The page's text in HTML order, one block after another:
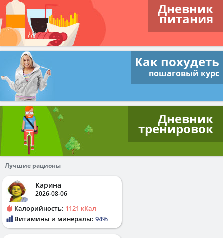
Дневник
питания
Как похудеть
пошаговый курс
Дневник
тренировок
Лучшие рационы
Карина
2026-08-06
Калорийность: 1121 кКал
Витамины и минералы: 94%